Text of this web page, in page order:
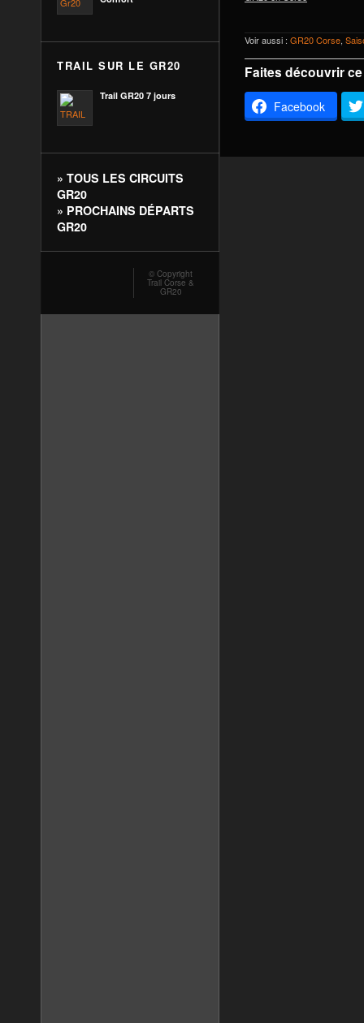
Voir aussi : GR20 Corse,
Faites découvrir
Facebook
TRAIL SUR LE GR20
Trail GR20 7 jours
» TOUS LES CIRCUITS
GR20
» PROCHAINS DÉPARTS
GR20
© Copyright
Trail Corse &
GR20